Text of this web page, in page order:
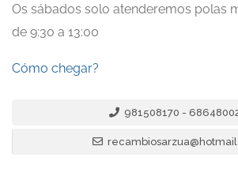
Os sábados solo atenderemos polas
de 9:30 a 13:00
Cómo chegar?
981508170 -